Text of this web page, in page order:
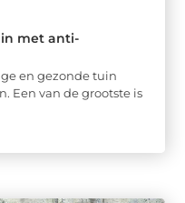
met anti-
en gezonde tuin
Een van de grootste is